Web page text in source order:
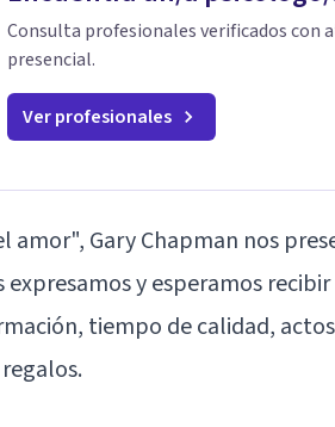
Consulta profesionales verificados con
presencial.
Ver profesionales
amor", Gary Chapman nos
y esperamos
tiempo de calidad,